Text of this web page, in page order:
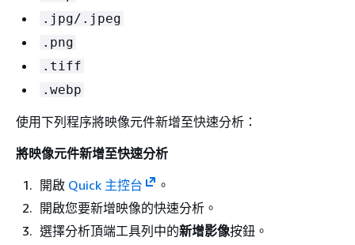
.jpg/.jpeg
.png
.tiff
.webp
使用下列程序將映像元件新增至快速分析：
將映像元件新增至快速分析
開啟 Quick 主控台
。
開啟您要新增映像的快速分析。
選擇分析頂端工具列中的新增影像按鈕。